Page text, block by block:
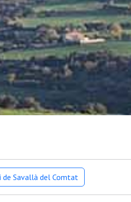
de Savallà del Comtat